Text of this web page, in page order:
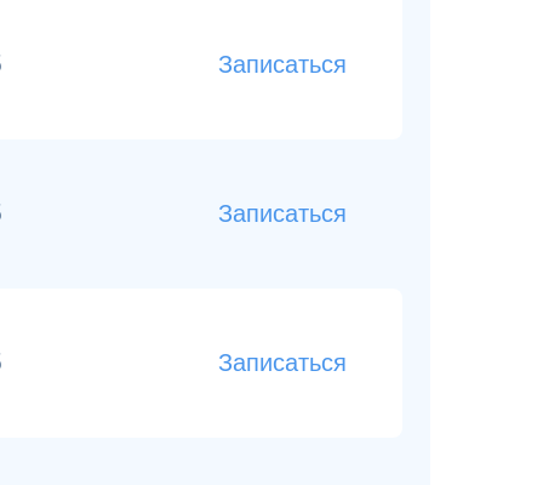
Записаться
Записаться
Записаться